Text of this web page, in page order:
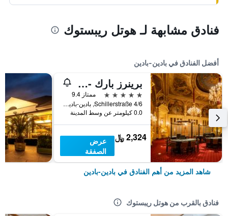
فنادق مشابهة لـ هوتل ريبستوك
أفضل الفنادق في بادين-بادين
برينرز بارك - هوتل آند سبا، أوتكر هوتلز
5 نجوم
ممتاز 9.4
Schillerstraße 4/6, بادين-بادين, بادن - فورتمبيرغ, ألمانيا
0.0 كيلومتر عن وسط المدينة
2,324 ﷼
عرض
الصفقة
شاهد المزيد من أهم الفنادق في بادين-بادين
فنادق بالقرب من هوتل ريبستوك